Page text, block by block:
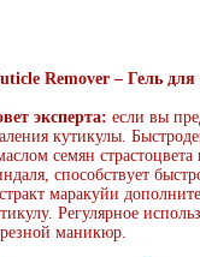
Remover – Гель
эксперта: если вы
кутикулы.
семян
способствует
маракуйи
Регулярное
маникюр.